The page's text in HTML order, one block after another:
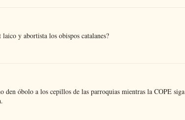
y abortista los obispos catalanes?
den óbolo a los cepillos de las parroquias mientras la COPE siga